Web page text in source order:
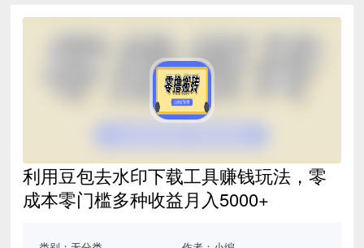
利用豆包去水印下载工具赚钱玩法，零
成本零门槛多种收益月入5000+